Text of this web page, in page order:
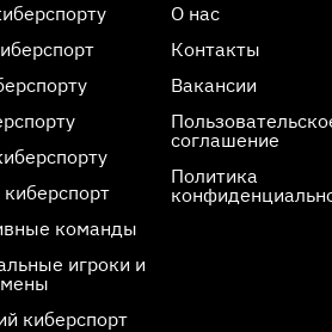
команды
игроки и
киберспорт
О нас
Контакты
Вакансии
соглашение
Политика